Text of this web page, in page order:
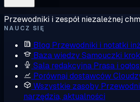
Przewodniki i zespół niezależnej
NAUCZ SIĘ
Blog Przewodniki i notatki
Baza wiedzySamouczki
Sala redakcyjna Prasa i
Porównaj dostawców
Wszystkie zasoby
narzędzia, aktualności